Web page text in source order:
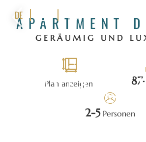
DE
APARTMENT
GERÄUMIG UND
Plan anzeigen 87
2-5 Personen